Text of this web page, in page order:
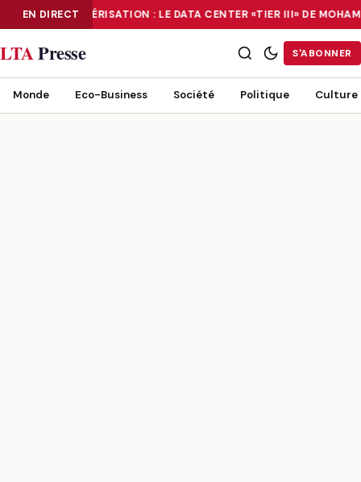
EN DIRECTNUMÉRISATION : LE DATA CENTER «TIER III» DE
NUMÉRISATION : LE DATA CENTER «TIER III» DE MOHAMMADIA, UN
LTAPresse S'ABONNER
Monde Eco-Business Société Politique Culture